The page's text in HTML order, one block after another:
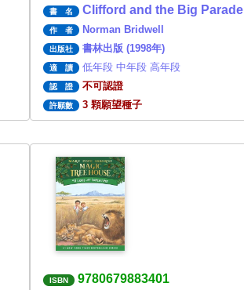
書 名 Clifford and the Big Parade
作 者 Norman Bridwell
出版社 書林出版 (1998年)
適 讀 低年段 中年段 高年段
認 證 不可認證
許願數 3 顆願望種子
ISBN 9780679883401